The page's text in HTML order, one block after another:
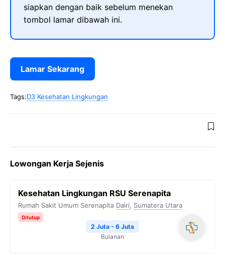
siapkan dengan baik sebelum menekan
tombol lamar dibawah ini.
Lamar Sekarang
Tags:D3 Kesehatan Lingkungan
Lowongan Kerja Sejenis
Kesehatan Lingkungan RSU Serenapita
Rumah Sakit Umum Serenapita Dairi, Sumatera Utara
Ditutup
2 Juta - 6 Juta
Bulanan